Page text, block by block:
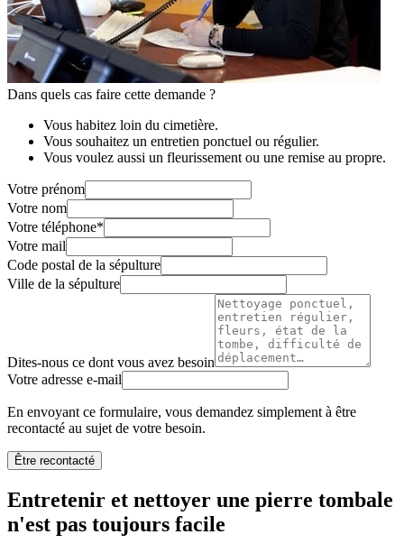
Dans quels cas faire cette demande ?
Vous habitez loin du cimetière.
Vous souhaitez un entretien ponctuel ou régulier.
Vous voulez aussi un fleurissement ou une remise au propre.
Votre prénom
Votre nom
Votre téléphone*
Votre mail
Code postal de la sépulture
Ville de la sépulture
Dites-nous ce dont vous avez besoin
Votre adresse e-mail
En envoyant ce formulaire, vous demandez simplement à être
recontacté au sujet de votre besoin.
Être recontacté
Entretenir et nettoyer une pierre tombale
n'est pas toujours facile